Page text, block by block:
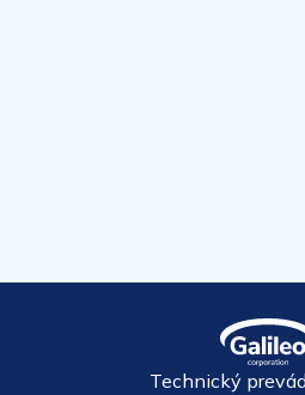
Technický